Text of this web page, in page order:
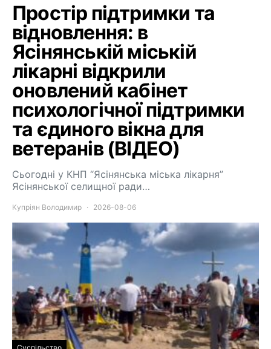
Простір підтримки та
відновлення: в
Ясінянській міській
лікарні відкрили
оновлений кабінет
психологічної підтримки
та єдиного вікна для
ветеранів (ВІДЕО)
Сьогодні у КНП “Ясінянська міська лікарня”
Ясінянської селищної ради…
Купріян Володимир 2026-08-06